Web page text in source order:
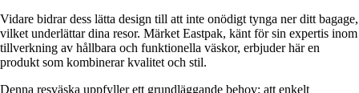
Vidare bidrar dess lätta design till att inte onödigt tynga ner ditt bagage,
vilket underlättar dina resor. Märket Eastpak, känt för sin expertis inom
tillverkning av hållbara och funktionella väskor, erbjuder här en
produkt som kombinerar kvalitet och stil.
Denna resväska uppfyller ett grundläggande behov: att enkelt